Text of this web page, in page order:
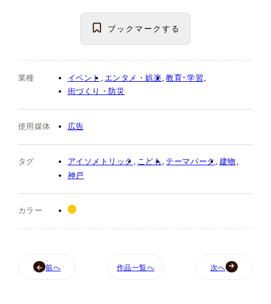
ブックマーク する
業種 イベント エンタメ・娯楽 教育･学習
街づくり・防災
使用媒体 広告
タグ アイソメトリック こども テーマパーク
建物
神戸
カラー
前へ 作品一覧へ 次へ